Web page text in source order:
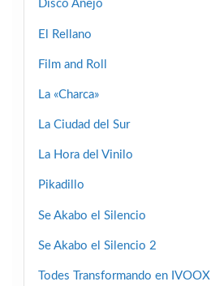
Disco Añejo
El Rellano
Film and Roll
La «Charca»
La Ciudad del Sur
La Hora del Vinilo
Pikadillo
Se Akabo el Silencio
Se Akabo el Silencio 2
Todes Transformando en IVOOX